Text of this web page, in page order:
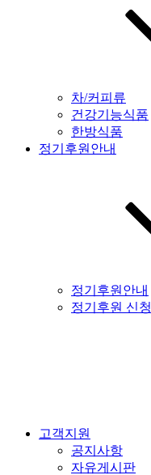
차/커피류
건강기능식품
한방식품
정기후원안내
정기후원안내
정기후원 신청
고객지원
공지사항
자유게시판